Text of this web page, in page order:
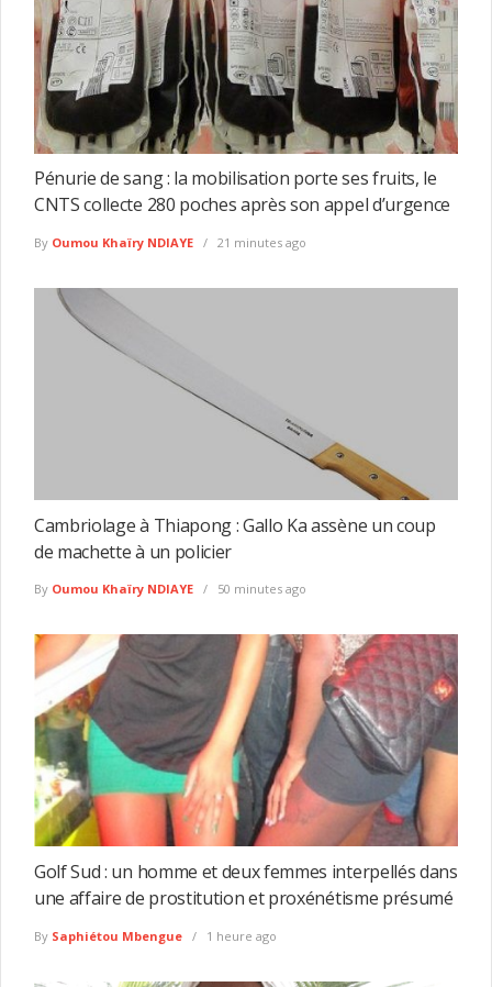
Pénurie de sang : la mobilisation porte ses fruits, le
CNTS collecte 280 poches après son appel d’urgence
By Oumou Khaïry NDIAYE 21 minutes ago
Cambriolage à Thiapong : Gallo Ka assène un coup
de machette à un policier
By Oumou Khaïry NDIAYE 50 minutes ago
Golf Sud : un homme et deux femmes interpellés dans
une affaire de prostitution et proxénétisme présumé
By Saphiétou Mbengue 1 heure ago